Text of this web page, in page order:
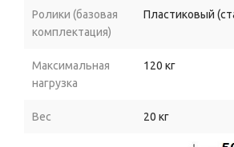
Ролики (базовая
комплектация)
Пластиковый
Максимальная
нагрузка
120 кг
Вес 20 кг